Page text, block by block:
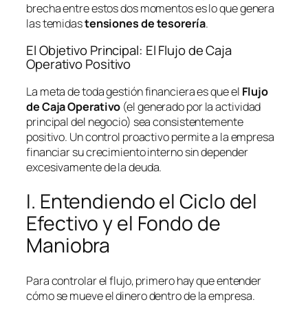
brecha entre estos dos momentos es lo que genera
las temidastensiones de tesorería.
El Objetivo Principal: El Flujo de Caja
Operativo Positivo
La meta de toda gestión financiera es que el Flujo
de Caja Operativo (el generado por la actividad
principal del negocio) sea consistentemente
positivo. Un control proactivo permite a la empresa
financiar su crecimiento interno sin depender
excesivamente de la deuda.
I. Entendiendo el Ciclo del
Efectivo y el Fondo de
Maniobra
Para controlar el flujo, primero hay que entender
cómo se mueve el dinero dentro de la empresa.